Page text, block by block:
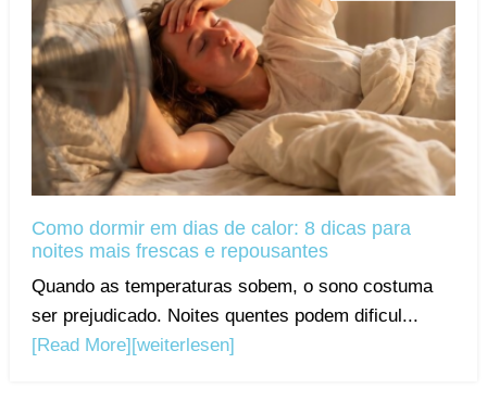
Como dormir em dias de calor: 8 dicas para
noites mais frescas e repousantes
Quando as temperaturas sobem, o sono costuma
ser prejudicado. Noites quentes podem dificul...
[Read More][weiterlesen]